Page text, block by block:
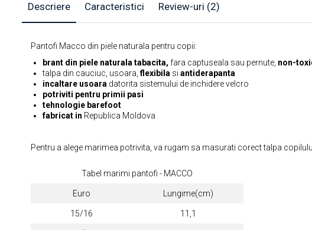
Descriere Caracteristici Review-uri (2)
Pantofi Macco din piele naturala pentru copii:
brant din piele naturala tabacita, fara captuseala sau pernute, non-
talpa din cauciuc, usoara,flexibila si antiderapanta
incaltare usoara datorita sistemului de inchidere velcro
potriviti pentru primii pasi
tehnologie barefoot
fabricat in Republica Moldova
Pentru a alege marimea potrivita, va rugam sa masurati corect talpa
Tabel marimi pantofi - MACCO
Euro Lungime(cm)
15/16 11,1